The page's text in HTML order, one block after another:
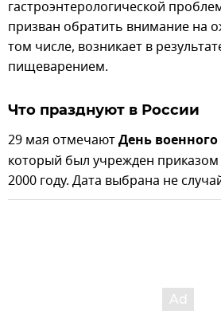
гастроэнтерологической
призван обратить внимание на
том числе, возникает в
пищеварением.
Что празднуют в России
29 мая отмечаютДень
который был учрежден
2000 году. Дата выбрана не